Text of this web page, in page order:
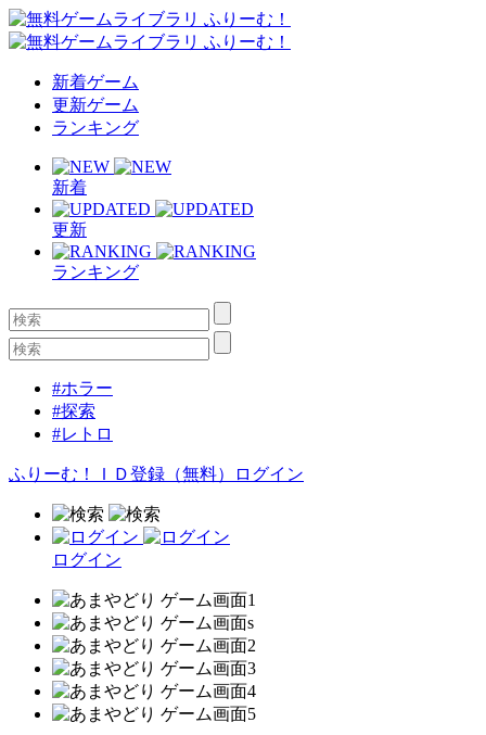
新着ゲーム
更新ゲーム
ランキング
新着
更新
ランキング
#ホラー
#探索
#レトロ
ふりーむ！ＩＤ登録（無料） ログイン
ログイン